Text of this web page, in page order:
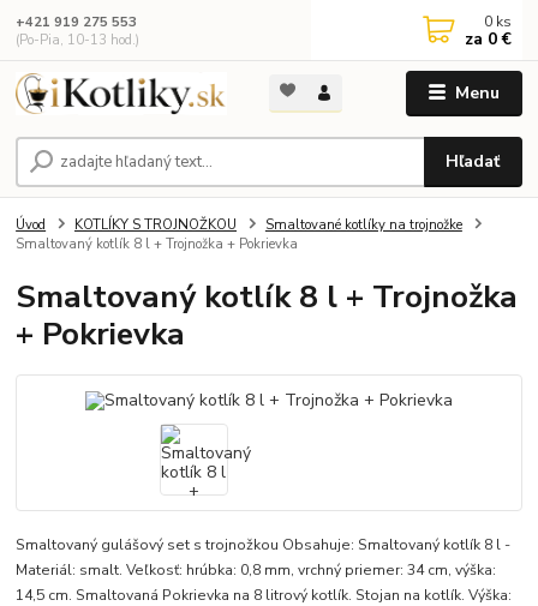
Menu
Hľadať
+421 919 275 553
(Po-Pia, 10-13 hod.)
0 ks
za 0 €
Úvod KOTLÍKY S TROJNOŽKOU
Smaltované kotlíky na trojnožke
Smaltovaný kotlík 8 l + Trojnožka + Pokrievka
Smaltovaný kotlík 8 l + Trojnožka
+ Pokrievka
Smaltovaný gulášový set s trojnožkou Obsahuje: Smaltovaný kotlík 8 l -
Materiál: smalt. Veľkosť: hrúbka: 0,8 mm, vrchný priemer: 34 cm, výška:
14,5 cm. Smaltovaná Pokrievka na 8 litrový kotlík. Stojan na kotlík. Výška: